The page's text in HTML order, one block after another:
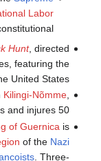
Labor
Hunt, directed
featuring the
United States.
Kilingi-Nõmme,
and injures 50.
of Guernica is
of the Nazi
. Three-